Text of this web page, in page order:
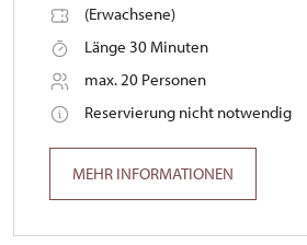
(Erwachsene)
Länge 30 Minuten
max. 20 Personen
Reservierung nicht notwendig
MEHR INFORMATIONEN